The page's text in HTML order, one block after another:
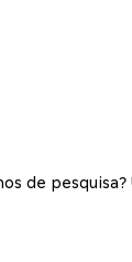
de